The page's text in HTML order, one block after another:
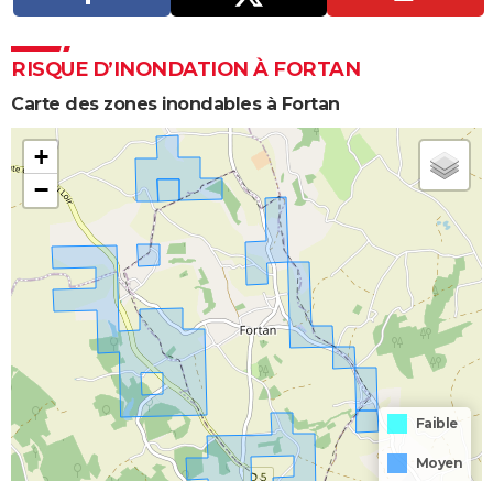
Bricolage
Lifestyle
Culture
Sport
Auto
Television
Voyage
Cinema
RISQUE D’INONDATION À FORTAN
Carte des zones inondables à Fortan
+
−
Faible
Moyen